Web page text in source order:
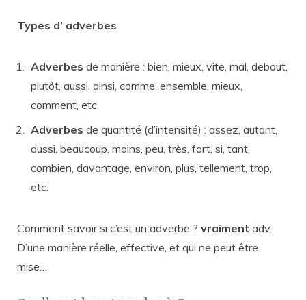
Types d’ adverbes
Adverbes de manière : bien, mieux, vite, mal, debout,
plutôt, aussi, ainsi, comme, ensemble, mieux,
comment, etc.
Adverbes de quantité (d’intensité) : assez, autant,
aussi, beaucoup, moins, peu, très, fort, si, tant,
combien, davantage, environ, plus, tellement, trop,
etc.
Comment savoir si c’est un adverbe ? vraiment adv.
D’une manière réelle, effective, et qui ne peut être
mise…